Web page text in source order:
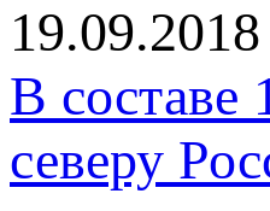
19.09.2018
В составе
северу